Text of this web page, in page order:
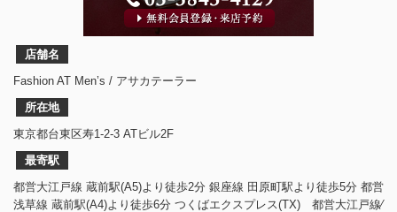
店舗名
Fashion AT Men’s / アサカテーラー
所在地
東京都台東区寿1-2-3 ATビル2F
最寄駅
都営大江戸線 蔵前駅(A5)より徒歩2分 銀座線 田原町駅より徒歩5分 都営
浅草線 蔵前駅(A4)より徒歩6分 つくばエクスプレス(TX) 都営大江戸線⁄